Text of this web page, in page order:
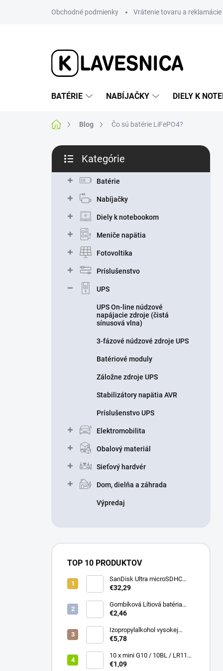
Obchodné podmienky Vrátenie tovaru a reklamácie
BATÉRIE NABÍJAČKY DIELY K
DomovBlog Čo sú batérie LiFePO4?
B
č
kategórie
Kategórie
Batérie
Nabíjačky
Diely k notebookom
Meniče napätia
Fotovoltika
Príslušenstvo
UPS
UPS On-line núdzové
napájacie zdroje (čistá
sínusová vlna)
3-fázové núdzové zdroje UPS
Batériové moduly
Záložne zdroje UPS
Stabilizátory napätia AVR
Príslušenstvo UPS
Elektromobilita
Obalový materiál
Sieťový hardvér
Dom, dielňa a záhrada
Výpredaj
TOP 10 PRODUKTOV
SanDisk Ultra microSDHC
32GB 100MB/s + adaptér
€32,29
Gombíková Lítiová batéria
€2,46
Izopropylalkohol vysokej
čistoty IPA 99,9% 1000 ml –
prostriedok pre elektroniku a
optiku
€5,78
10 x mini G10 / 10BL / LR1130
Alkalická batéria everActive
€1,09